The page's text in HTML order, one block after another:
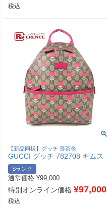
税込
【新品同様】グッチ 薄茶色
GUCCI グッチ 782708 キムス
ンヨン GGスプリーム ロゴ フ
ラワー 花 チューリップ カバン
バックパック リュックサック
GGスプリームキャンバス レデ
ィース ベージュ 新品同様 【中
古】
Sランク
通常価格 ¥99,000
特別オンライン価格 ¥97,000
税込